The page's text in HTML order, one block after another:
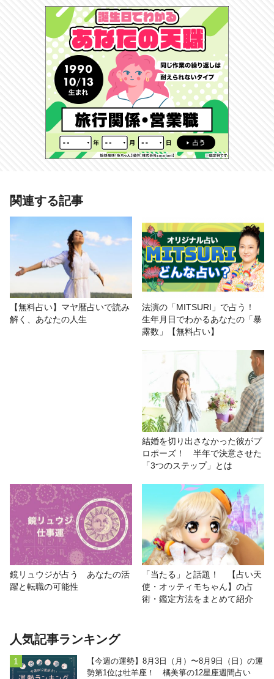
あわせて読みたい記事
星ひとみがズバリ！究極の天星術で
あなたの金運の好機を占う【無料占
# おもしろ # 今月の運勢 # 占いまとめ # その他
# 運勢
関連する記事
【無料占い】マヤ暦占いで読み
解く、あなたの人生
法演の「MITSURI」で占う！
生年月日でわかるあなたの「暴
露数」【無料占い】
結婚を切り出さなかった彼がプ
ロポーズ！ 半年で決意させた
「3つのステップ」とは
鏡リュウジが占う あなたの活
躍と転職の可能性
「当たる」と話題！ 【占い天
使・オッティモちゃん】の占
術・鑑定方法をまとめて紹介
人気記事ランキング
【今週の運勢】8月3日（月）〜8月9日（日）の運
勢第1位は牡羊座！ 橘美箏の12星座週間占い